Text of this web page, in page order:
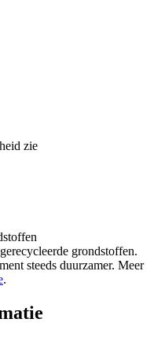
zie
grondstoffen.
steeds duurzamer. Meer
.